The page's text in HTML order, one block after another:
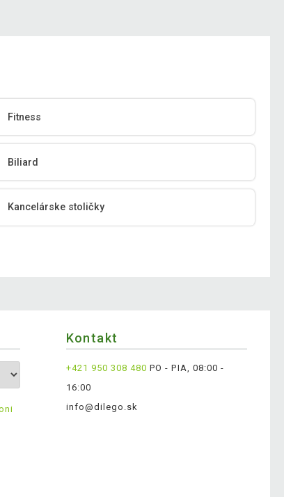
Fitness
Biliard
Kancelárske stoličky
Kontakt
+421 950 308 480 PO - PIA, 08:00 -
16:00
info@dilego.sk